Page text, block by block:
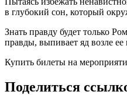
в глубокий сон, который
Знать правду будет только
правды, выпивает яд возле
Купить билеты на
Поделиться